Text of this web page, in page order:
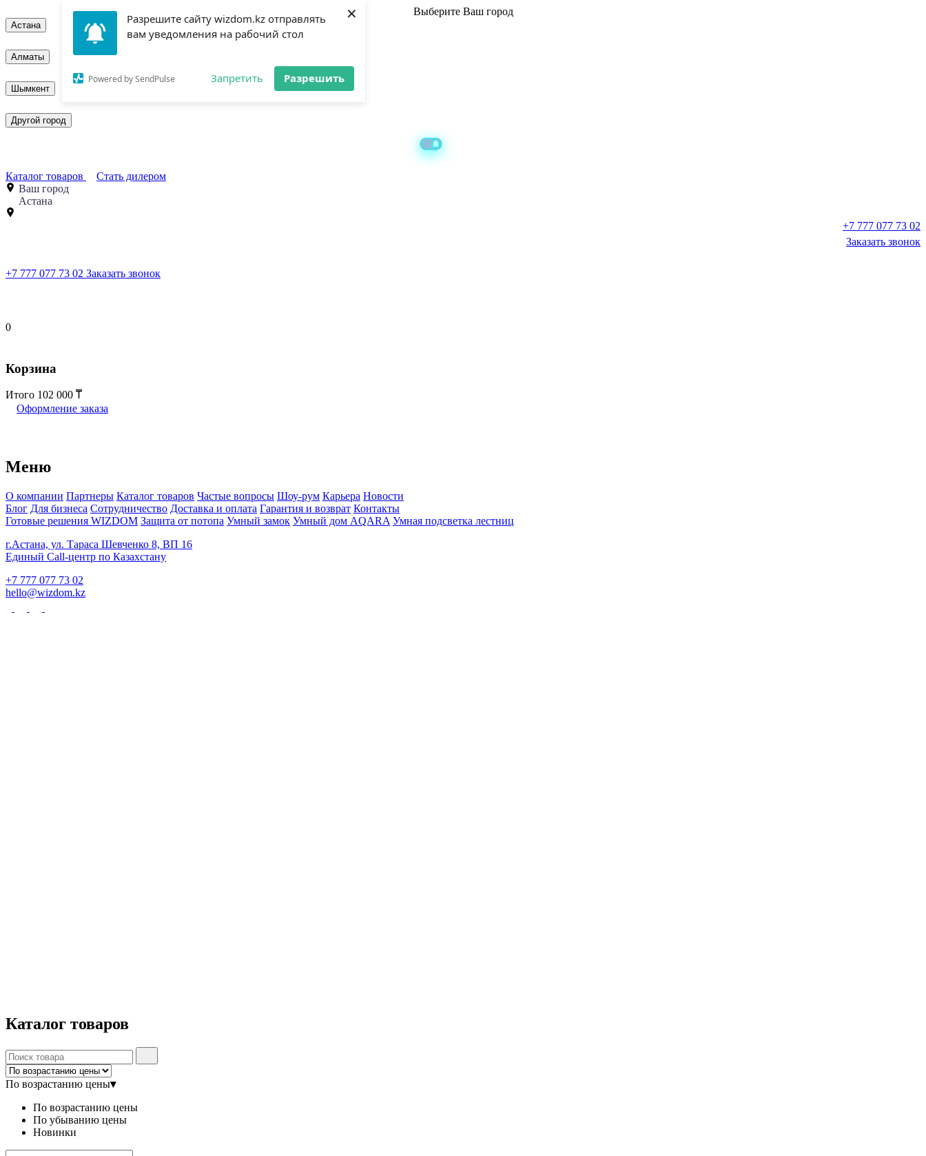
Разрешите сайту wizdom.kz отправлять
вам уведомления на рабочий стол
Powered by SendPulse Запретить Разрешить
× Выберите Ваш город
Астана
Алматы
Шымкент
Другой город
Каталог товаров
Стать дилером
Ваш город
Астана
+7 777 077 73 02
Заказать звонок
+7 777 077 73 02 Заказать звонок
0
Корзина
Итого 102 000
Оформление заказа
Меню
О компании Партнеры Каталог товаров Частые вопросы Шоу-рум Карьера Новости
Блог Для бизнеса Сотрудничество Доставка и оплата Гарантия и возврат Контакты
Готовые решения WIZDOM Защита от потопа Умный замок Умный дом AQARA Умная подсветка лестниц
г.Астана, ул. Тараса Шевченко 8, ВП 16
Единый Call-центр по Казахстану
+7 777 077 73 02
hello@wizdom.kz
Каталог товаров
По возрастанию цены▾
По возрастанию цены
По убыванию цены
Новинки